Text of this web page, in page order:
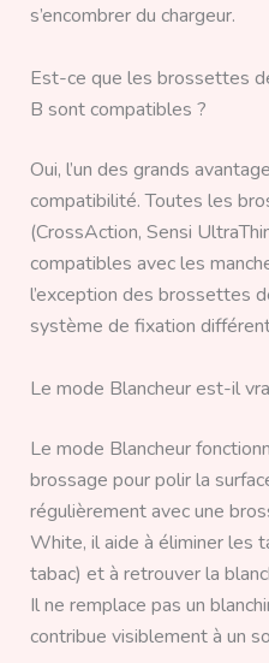
s’encombrer du chargeur.
Est-ce que les brossettes
B sont compatibles ?
Oui, l’un des grands
compatibilité. Toutes les
(CrossAction, Sensi
compatibles avec les
l’exception des brossettes
système de fixation
Le mode Blancheur est-il
Le mode Blancheur
brossage pour polir la
régulièrement avec une
White, il aide à éliminer les
tabac) et à retrouver la
Il ne remplace pas un
contribue visiblement à un